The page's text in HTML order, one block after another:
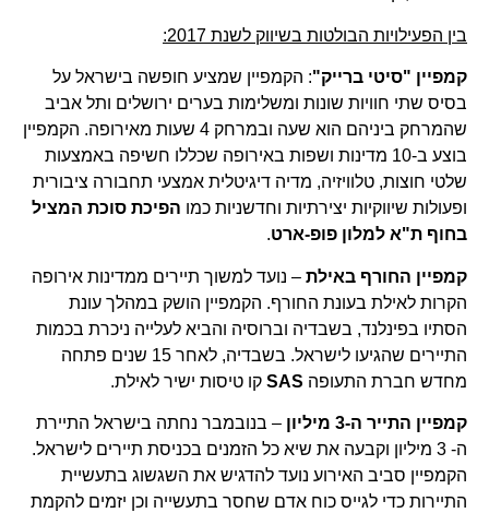
בין הפעילויות הבולטות בשיווק לשנת 2017:
קמפיין "סיטי ברייק": הקמפיין שמציע חופשה בישראל על
בסיס שתי חוויות שונות ומשלימות בערים ירושלים ותל אביב
שהמרחק ביניהם הוא שעה ובמרחק 4 שעות מאירופה. הקמפיין
בוצע ב-10 מדינות ושפות באירופה שכללו חשיפה באמצעות
שלטי חוצות, טלוויזיה, מדיה דיגיטלית אמצעי תחבורה ציבורית
ופעולות שיווקיות יצירתיות וחדשניות כמו הפיכת סוכת המציל
בחוף ת"א למלון פופ-ארט.
קמפיין החורף באילת – נועד למשוך תיירים ממדינות אירופה
הקרות לאילת בעונת החורף. הקמפיין הושק במהלך עונת
הסתיו בפינלנד, בשבדיה וברוסיה והביא לעלייה ניכרת בכמות
התיירים שהגיעו לישראל. בשבדיה, לאחר 15 שנים פתחה
מחדש חברת התעופה SAS קו טיסות ישיר לאילת.
קמפיין התייר ה-3 מיליון
– בנובמבר נחתה בישראל התיירת
ה- 3 מיליון וקבעה את שיא כל הזמנים בכניסת תיירים לישראל.
הקמפיין סביב האירוע נועד להדגיש את השגשוג בתעשיית
התיירות כדי לגייס כוח אדם שחסר בתעשייה וכן יזמים להקמת